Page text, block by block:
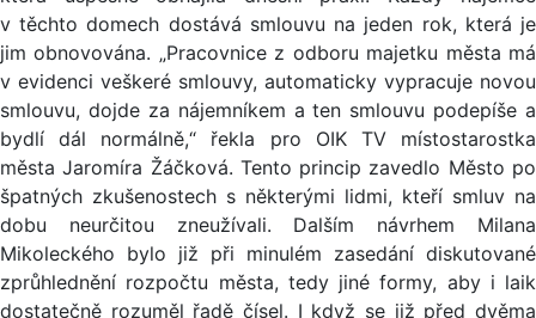
v těchto domech dostává smlouvu na jeden rok, která je
jim obnovována. „Pracovnice z odboru majetku města má
v evidenci veškeré smlouvy, automaticky vypracuje novou
smlouvu, dojde za nájemníkem a ten smlouvu podepíše a
bydlí dál normálně,“ řekla pro OIK TV místostarostka
města Jaromíra Žáčková. Tento princip zavedlo Město po
špatných zkušenostech s některými lidmi, kteří smluv na
dobu neurčitou zneužívali. Dalším návrhem Milana
Mikoleckého bylo již při minulém zasedání diskutované
zprůhlednění rozpočtu města, tedy jiné formy, aby i laik
dostatečně rozuměl řadě čísel. I když se již před dvěma